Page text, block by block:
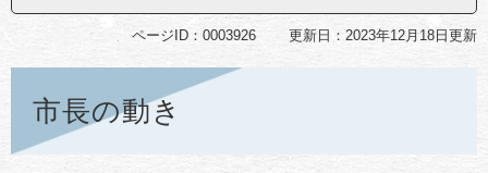
ページID：0003926 更新日：2023年12月18日更新
市長の動き